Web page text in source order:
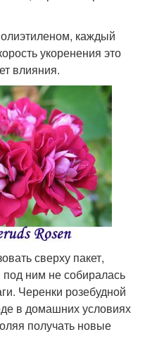
каждый
укоренения это
влияния.
сверху пакет,
ним не собиралась
Черенки розебудной
в домашних условиях
получать новые